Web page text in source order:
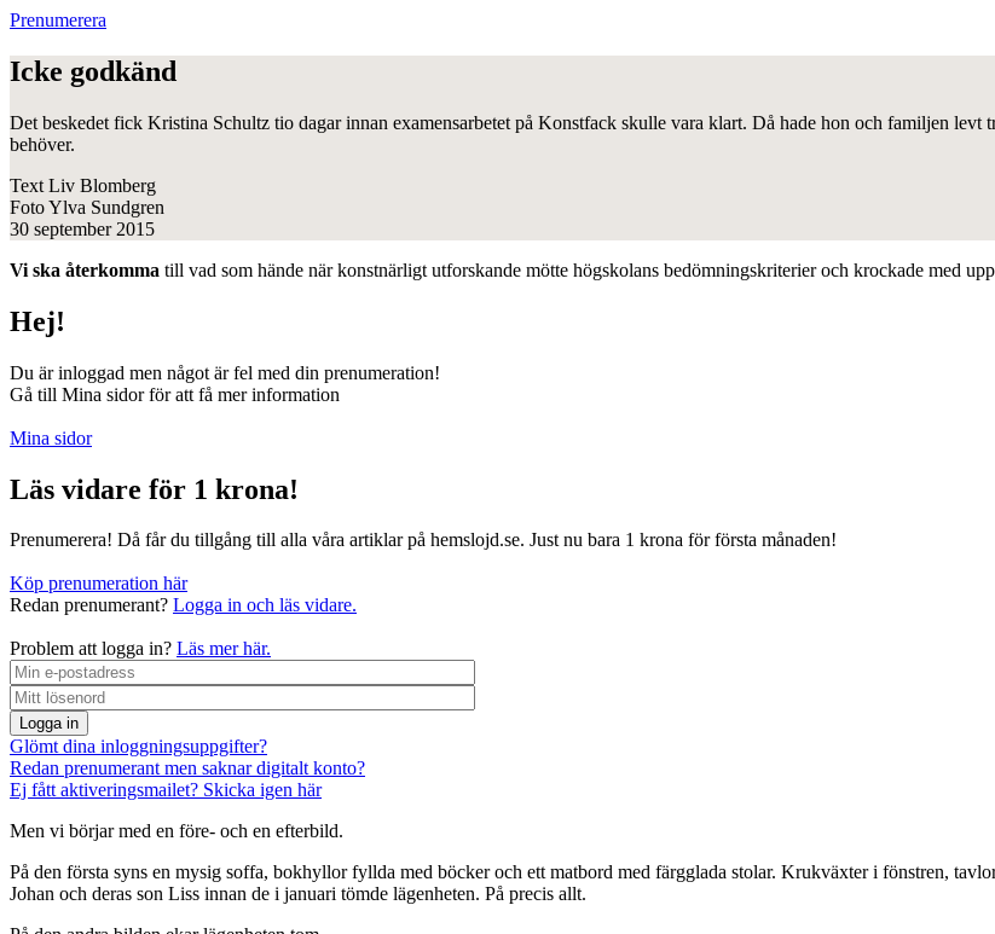
Prenumerera
Icke godkänd
Det beskedet fick Kristina Schultz tio dagar innan examensarbetet på Konstfack skulle vara klart. Då hade hon och familjen levt
behöver.
Text Liv Blomberg
FotoYlva Sundgren
30 september 2015
Vi ska återkomma till vad som hände när konstnärligt utforskande mötte högskolans bedömningskriterier och krockade med
Hej!
Du är inloggad men något är fel med din prenumeration!
Gå till Mina sidor för att få mer information
Mina sidor
Läs vidare för 1 krona!
Prenumerera! Då får du tillgång till alla våra artiklar på hemslojd.se. Just nu bara 1 krona för första månaden!
Köp prenumeration här
Redan prenumerant? Logga in och läs vidare.
Problem att logga in? Läs mer här.
Logga in
Glömt dina inloggningsuppgifter?
Redan prenumerant men saknar digitalt konto?
Ej fått aktiveringsmailet? Skicka igen här
Men vi börjar med en före- och en efterbild.
På den första syns en mysig soffa, bokhyllor fyllda med böcker och ett matbord med färgglada stolar. Krukväxter i fönstren,
Johan och deras son Liss innan de i januari tömde lägenheten. På precis allt.